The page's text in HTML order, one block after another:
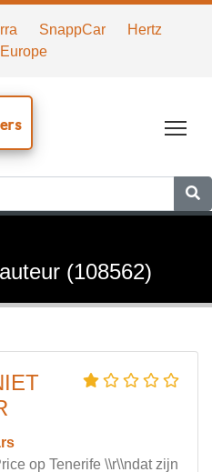
SnappCar
Hertz
(108562)
op Tenerife \\r\\ndat zijn